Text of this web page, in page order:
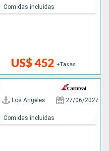
US$ 452 +Tasas
Comidas incluidas
Los Angeles 27/06/2027
Comidas incluidas